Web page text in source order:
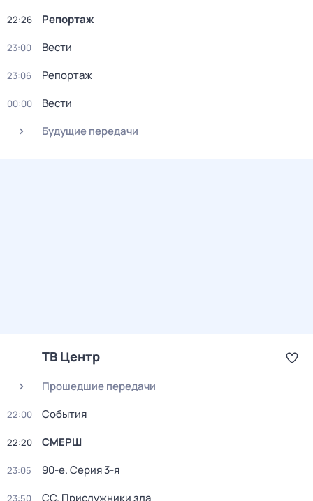
22:26 Репортаж
23:00 Вести
23:06 Репортаж
00:00
Вести
Будущие передачи
ТВ Центр
Прошедшие передачи
22:00 События
22:20 СМЕРШ
23:05 90-е. Серия 3-я
23:50 СС. Прислужники зла